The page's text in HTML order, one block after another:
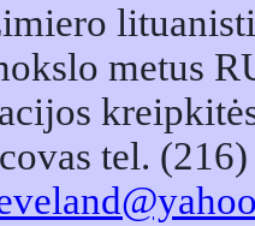
metus
tel.